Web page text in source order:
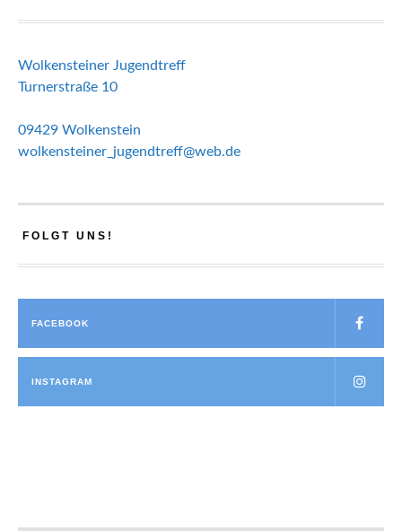
Wolkensteiner Jugendtreff
Turnerstraße 10
09429 Wolkenstein
wolkensteiner_jugendtreff@web.de
FOLGT UNS!
FACEBOOK
INSTAGRAM